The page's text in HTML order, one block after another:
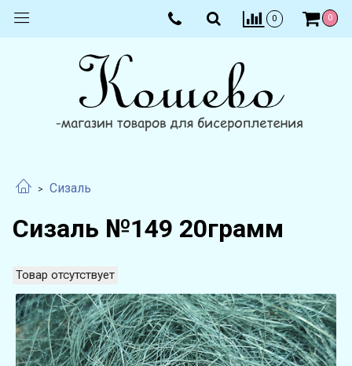
0 0
Сизаль
Сизаль №149 20грамм
Товар отсутствует